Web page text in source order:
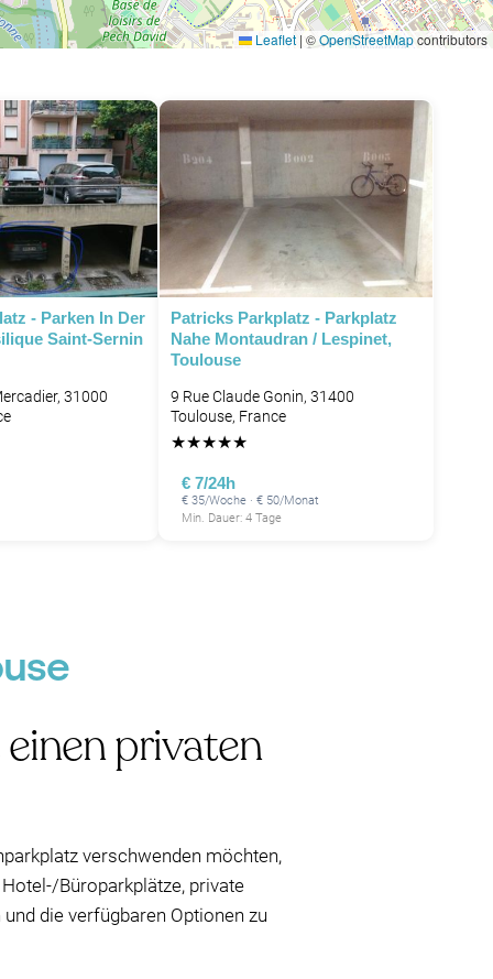
Leaflet | ©OpenStreetMapcontributors
- Parken In Der
Saint-Sernin
31000
Patricks Parkplatz - Parkplatz
Nahe Montaudran / Lespinet,
Toulouse
9 Rue Claude Gonin, 31400
Toulouse, France
★★★★★
€ 7/24h
€ 35/Woche · € 50/Monat
Min. Dauer: 4 Tage
privaten
verschwenden möchten,
Büroparkplätze, private
die verfügbaren Optionen zu